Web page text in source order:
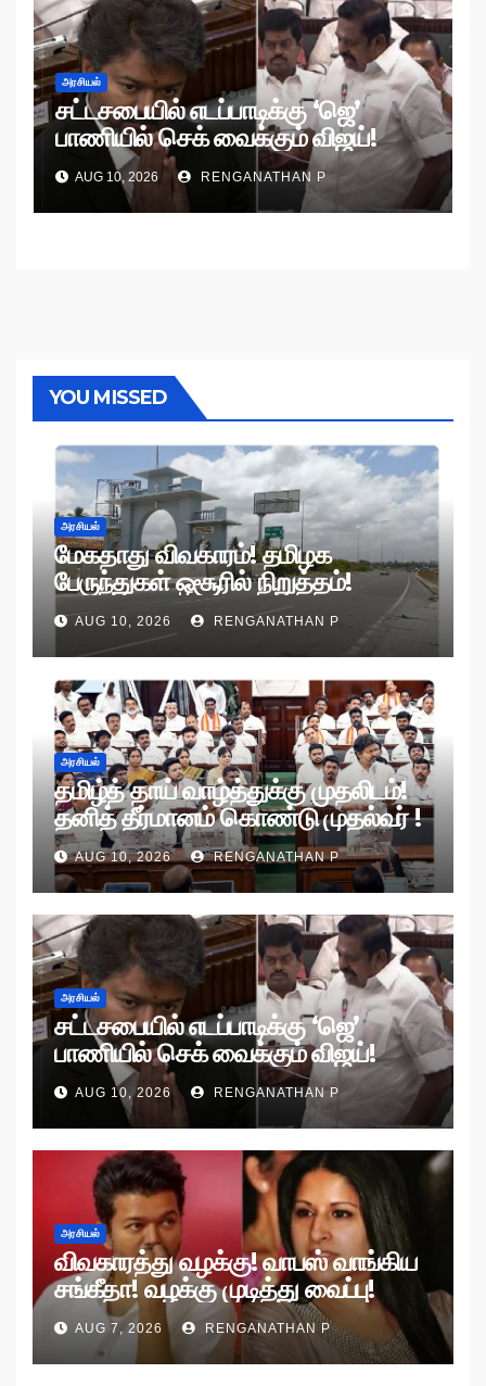
அரசியல்
சட்டசபையில் எடப்பாடிக்கு ‘ஜெ’
பாணியில் செக் வைக்கும் விஜய்!
AUG 10, 2026 RENGANATHAN P
YOU MISSED
அரசியல்
மேகதாது விவகாரம்! தமிழக
பேருந்துகள் ஒசூரில் நிறுத்தம்!
AUG 10, 2026 RENGANATHAN P
அரசியல்
தமிழ்த் தாய் வாழ்த்துக்கு முதலிடம்!
தனித் தீர்மானம் கொண்டு முதல்வர் !
AUG 10, 2026 RENGANATHAN P
அரசியல்
சட்டசபையில் எடப்பாடிக்கு ‘ஜெ’
பாணியில் செக் வைக்கும் விஜய்!
AUG 10, 2026 RENGANATHAN P
அரசியல்
விவகாரத்து வழக்கு! வாபஸ் வாங்கிய
சங்கீதா! வழக்கு முடித்து வைப்பு!
AUG 7, 2026 RENGANATHAN P